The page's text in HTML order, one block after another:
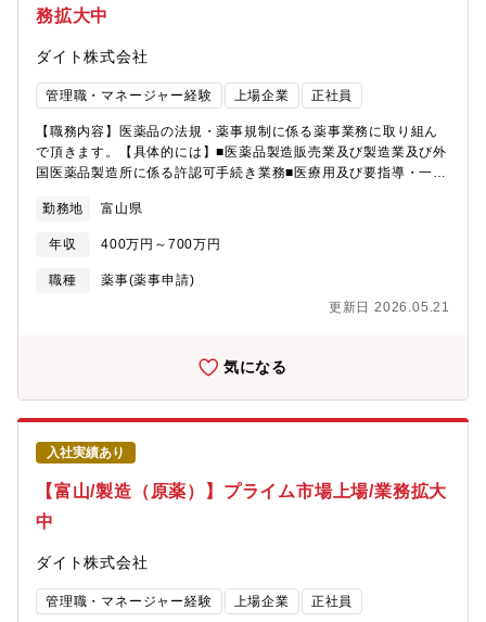
長業務の引継ぎを視野に入れており、マネジメントを担う課長職
ます。現時点では部下を持たない可能性もありますが、営業部門
か、将来的にはM&Aなどの戦略法務にも携わっていただくことを
じめとする新たな事業領域への挑戦を一層加速しており、企業法
務の重要性と役割がこれまで以上に高まっています。これに伴
い、法務部門が関与できるフィールドは大きく拡大しており、戦
こうした前向きな事業成長を支え、さらに力強く推進していくた
め、即戦力として幅広い企業法務業務をリードいただける企業法
魅力】・平均残業時間が少なく、メリハリをもって働ける環境で
す。・業務は、チームでしっかりと分担しながら取り組む体制が
事業運営や戦略に触れながらキャリアを積むことができます。
段階的に役職を上げていくキャリアパスを想定しています。将来
的にはマネジメントポジションへのステップアップも目指してい
ただける環境です。 【働き方】平均残業時間は月7.7時間程度と少
なく、法務部門はそれ以下の水準となっています。メリハリのあ
る働き方を重視しており、プライベートとの両立がしやすい環境
とを使命に、経皮薬物送達システム（TDDS）の研究開発を強みと
し、消炎鎮痛外用剤に加え、認知症・統合失調症・パーキンソン
病など幅広い領域の医療用医薬品を開発・提供しています。ま
た、一般用医薬品（OTC）と医療用医薬品（Rx）の両分野で事業
務拡大中
ダイト株式会社
管理職・マネージャー経験 上場企業 正社員
【職務内容】医薬品の法規・薬事規制に係る薬事業務に取り組ん
で頂きます。【具体的には】■医薬品製造販売業及び製造業及び外
国医薬品製造所に係る許認可手続き業務■医療用及び要指導・一般
登録、変更登録申請書及び軽微変更書等の薬事文書の作成■薬事承
認申請に必要な申請書類の作成及び確認■承認事項一部変更申請の
照会回答書作成/承認事項軽微変更届書の確認■薬事承認に係る
GMP/QMS調査関係資料の確認・照会回答書の作成及び確認
勤務地 富山県
年収 400万円～700万円
職種
薬事(薬事申請)
更新日 2026.05.21
気になる
入社実績あり
【富山/製造（原薬）】プライム市場上場/業務拡大
中
ダイト株式会社
管理職・マネージャー経験 上場企業 正社員